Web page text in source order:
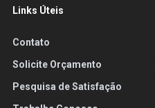
Links Úteis
Contato
Solicite Orçamento
Pesquisa de Satisfação